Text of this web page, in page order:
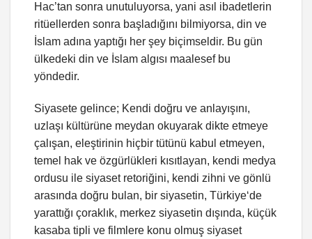
Hac’tan sonra unutuluyorsa, yani asıl ibadetlerin
ritüellerden sonra başladığını bilmiyorsa, din ve
İslam adına yaptığı her şey biçimseldir. Bu gün
ülkedeki din ve İslam algısı maalesef bu
yöndedir.
Siyasete gelince; Kendi doğru ve anlayışını,
uzlaşı kültürüne meydan okuyarak dikte etmeye
çalışan, eleştirinin hiçbir tütünü kabul etmeyen,
temel hak ve özgürlükleri kısıtlayan, kendi medya
ordusu ile siyaset retoriğini, kendi zihni ve gönlü
arasında doğru bulan, bir siyasetin, Türkiye‘de
yarattığı çoraklık, merkez siyasetin dışında, küçük
kasaba tipli ve filmlere konu olmuş siyaset